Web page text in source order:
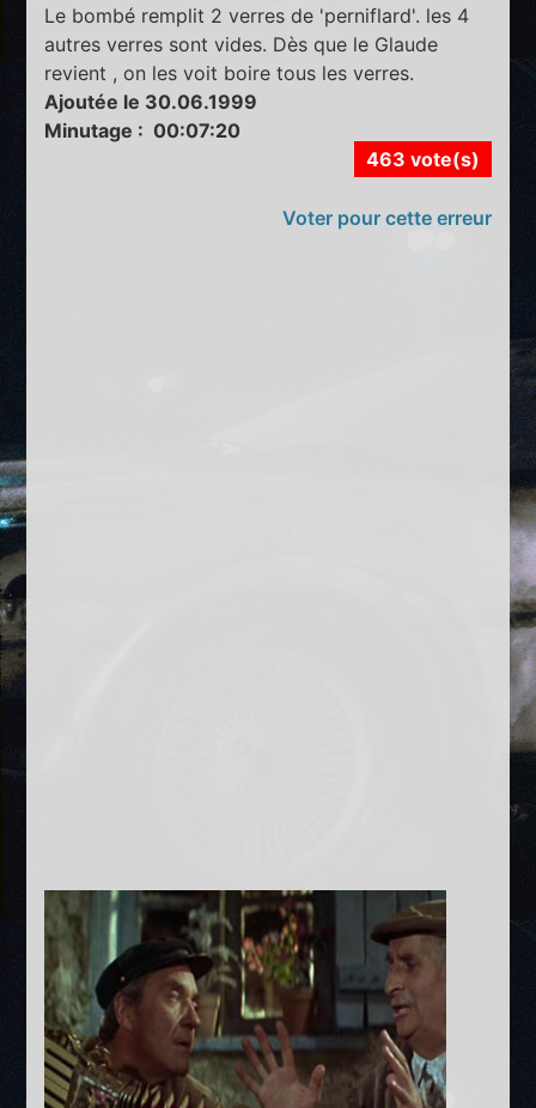
Le bombé remplit 2 verres de 'perniflard'. les 4
autres verres sont vides. Dès que le Glaude
revient , on les voit boire tous les verres.
Ajoutée le 30.06.1999
Minutage : 00:07:20
463 vote(s)
Voter pour cette erreur